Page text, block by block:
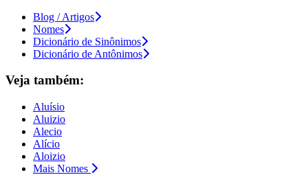
Blog / Artigos
Nomes
Dicionário de Sinônimos
Dicionário de Antônimos
Veja também:
Aluísio
Aluizio
Alecio
Alício
Aloizio
Mais Nomes